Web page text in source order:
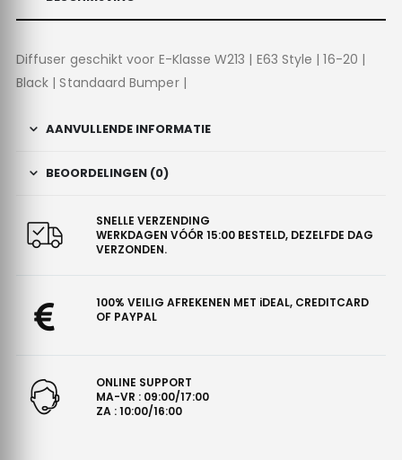
Diffuser geschikt voor E-Klasse W213 | E63 Style | 16-20 |
Black | Standaard Bumper |
AANVULLENDE INFORMATIE
BEOORDELINGEN (0)
SNELLE VERZENDING
WERKDAGEN VÓÓR 15:00 BESTELD, DEZELFDE DAG
VERZONDEN.
100% VEILIG AFREKENEN MET iDEAL, CREDITCARD
OF PAYPAL
ONLINE SUPPORT
MA-VR : 09:00/17:00
ZA : 10:00/16:00